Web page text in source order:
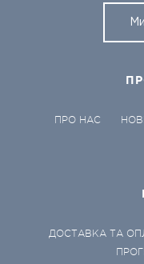
ПРО НАС
ДОСТАВКА ТА